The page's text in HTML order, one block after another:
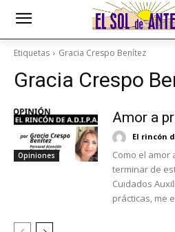
Etiquetas Gracia Crespo Benítez
Gracia Crespo
Opiniones
Amor a
El rincón
Como el amor
terminar de
Cuidados
prácticas, me